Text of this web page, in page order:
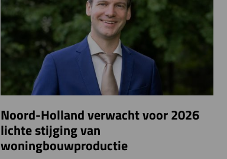
Noord-Holland verwacht voor 2026
lichte stijging van
woningbouwproductie